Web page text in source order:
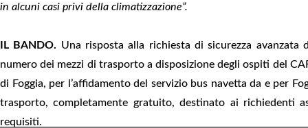
in alcuni casi privi della climatizzazione”.
IL BANDO. Una risposta alla richiesta di sicurezza
numero dei mezzi di trasporto a disposizione degli ospiti del
di Foggia, per l’affidamento del servizio bus navetta da e per
trasporto, completamente gratuito, destinato ai richiedenti
requisiti.